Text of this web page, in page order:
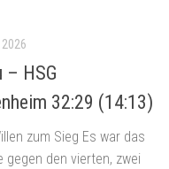
– HSG
32:29 (14:13)
zum Sieg Es war das
gegen den vierten, zwei